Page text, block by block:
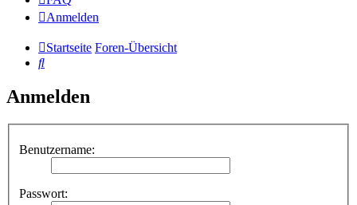
Anmelden
Startseite Foren-Übersicht
Suche
Anmelden
Benutzername:
Passwort: